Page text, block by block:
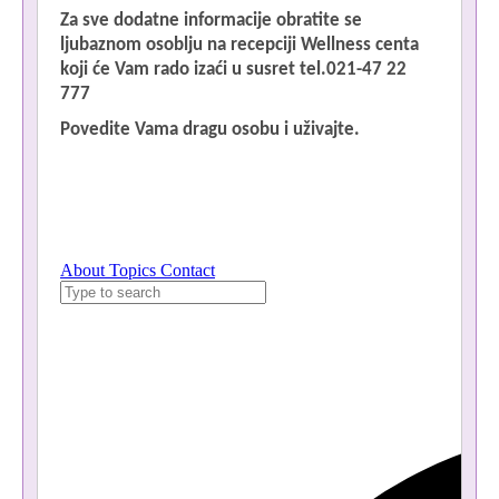
Za sve dodatne informacije obratite se
ljubaznom osoblju na recepciji Wellness centa
koji će Vam rado izaći u susret tel.021-47 22
777
Povedite Vama dragu osobu i uživajte.